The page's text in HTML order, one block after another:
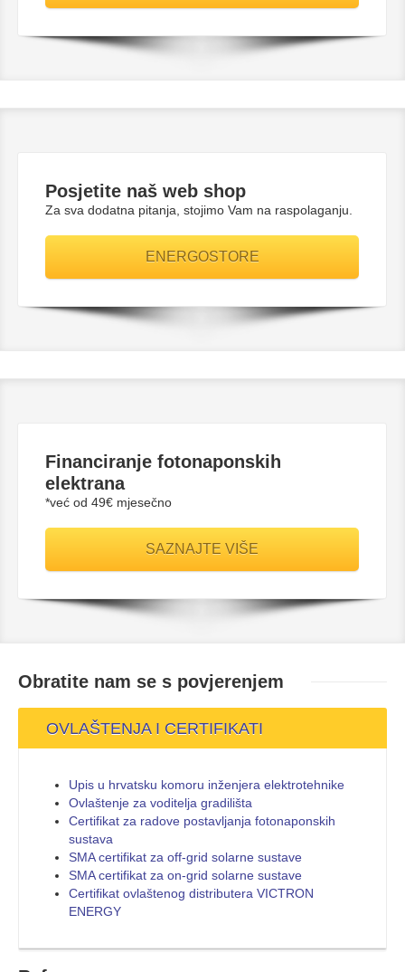
Posjetite naš web shop
Za sva dodatna pitanja, stojimo Vam na raspolaganju.
ENERGOSTORE
Financiranje fotonaponskih
elektrana
*već od 49€ mjesečno
SAZNAJTE VIŠE
Obratite nam se s povjerenjem
OVLAŠTENJA I CERTIFIKATI
Upis u hrvatsku komoru inženjera elektrotehnike
Ovlaštenje za voditelja gradilišta
Certifikat za radove postavljanja fotonaponskih
sustava
SMA certifikat za off-grid solarne sustave
SMA certifikat za on-grid solarne sustave
Certifikat ovlaštenog distributera VICTRON
ENERGY